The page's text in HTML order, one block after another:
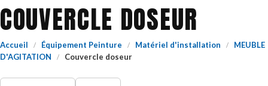
COUVERCLE DOSEUR
Accueil / Équipement Peinture / Matériel d'installation /
MEUBLE
D'AGITATION
/ Couvercle doseur